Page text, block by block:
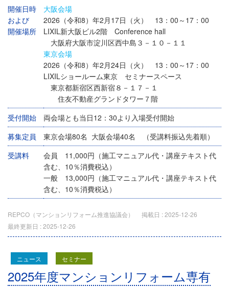
開催日時
および
開催場所
大阪会場
2026（令和8）年2月17日（火） 13：00～17：00
LIXIL新大阪ビル2階 Conference hall
大阪府大阪市淀川区西中島３－１０－１１
東京会場
2026（令和8）年2月24日（火） 13：00～17：00
LIXILショールーム東京 セミナースペース
東京都新宿区西新宿８－１７－１
住友不動産グランドタワー７階
受付開始
両会場とも当日12：30より入場受付開始
募集定員
東京会場80名 大阪会場40名 （受講料振込先着順）
受講料
会員 11,000円（施工マニュアル代・講座テキスト代
含む、10％消費税込）
一般 13,000円（施工マニュアル代・講座テキスト代
含む、10％消費税込）
REPCO（マンションリフォーム推進協議会） 掲載日 :2025-12-26
最終更新日 :2025-12-26
2025年度マンションリフォーム専有
ニュース セミナー